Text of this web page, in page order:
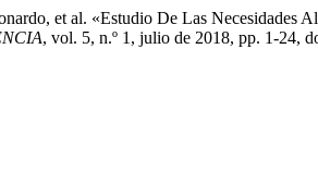
et al. «Estudio De Las
, vol. 5, n.º 1, julio de 2018, pp. 1-24,